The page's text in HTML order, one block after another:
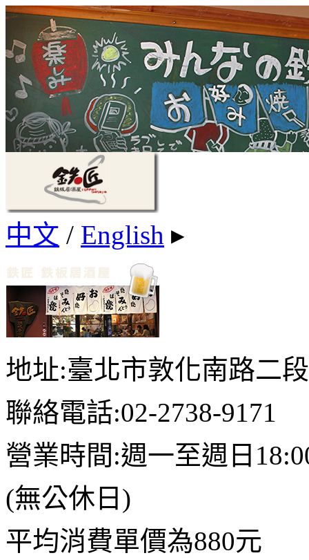
中文 / English ▸
地址:臺北市敦化南路二
聯絡電話:02-2738-9171
營業時間:週一至週日
(無公休日)
平均消費單價為880元